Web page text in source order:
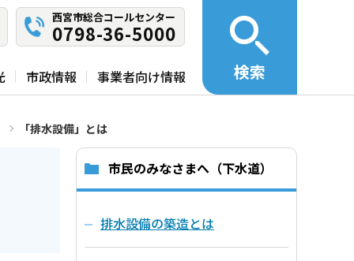
西宮市総合コールセンター
0798-36-5000
市政情報 事業者向け情報 検索
「排水設備」とは
市民のみなさまへ（下水道）
排水設備の築造とは